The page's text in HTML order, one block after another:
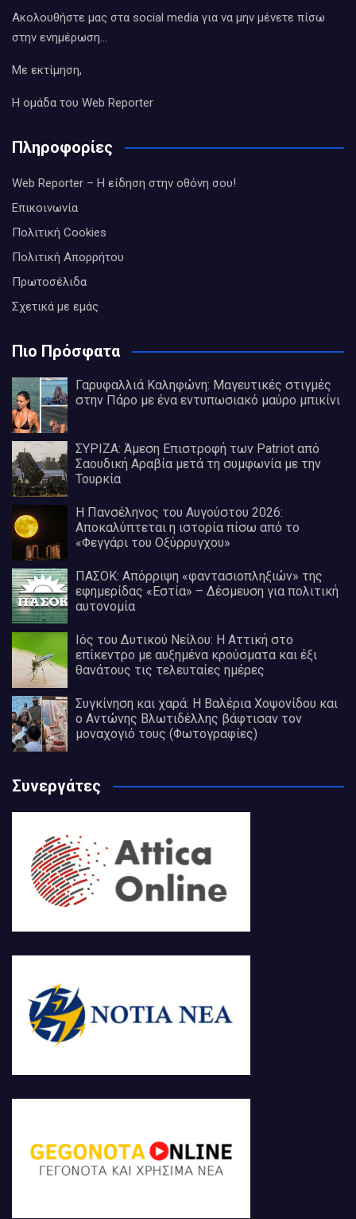
Ακολουθήστε μας στα social media για να μην μένετε πίσω
στην ενημέρωση…
Με εκτίμηση,
Η ομάδα του Web Reporter
Πληροφορίες
Web Reporter – Η είδηση στην οθόνη σου!
Επικοινωνία
Πολιτική Cookies
Πολιτική Απορρήτου
Πρωτοσέλιδα
Σχετικά με εμάς
Πιο Πρόσφατα
Γαρυφαλλιά Καληφώνη: Μαγευτικές στιγμές
στην Πάρο με ένα εντυπωσιακό μαύρο μπικίνι
ΣΥΡΙΖΑ: Άμεση Επιστροφή των Patriot από
Σαουδική Αραβία μετά τη συμφωνία με την
Τουρκία
Η Πανσέληνος του Αυγούστου 2026:
Αποκαλύπτεται η ιστορία πίσω από το
«Φεγγάρι του Οξύρρυγχου»
ΠΑΣΟΚ: Απόρριψη «φαντασιοπληξιών» της
εφημερίδας «Εστία» – Δέσμευση για πολιτική
αυτονομία
Ιός του Δυτικού Νείλου: Η Αττική στο
επίκεντρο με αυξημένα κρούσματα και έξι
θανάτους τις τελευταίες ημέρες
Συγκίνηση και χαρά: Η Βαλέρια Χοψονίδου και
ο Αντώνης Βλωτιδέλλης βάφτισαν τον
μοναχογιό τους (Φωτογραφίες)
Συνεργάτες